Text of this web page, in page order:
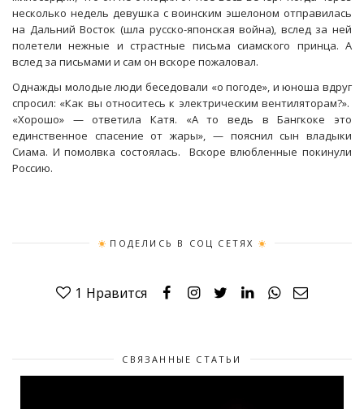
несколько недель девушка с воинским эшелоном отправилась
на Дальний Восток (шла русско-японская война), вслед за ней
полетели нежные и страстные письма сиамского принца. А
вслед за письмами и сам он вскоре пожаловал.
Однажды молодые люди беседовали «о погоде», и юноша вдруг
спросил: «Как вы относитесь к электрическим вентиляторам?».
«Хорошо» — ответила Катя. «А то ведь в Бангкоке это
единственное спасение от жары», — пояснил сын владыки
Сиама. И помолвка состоялась. Вскоре влюбленные покинули
Россию.
ПОДЕЛИСЬ В СОЦ СЕТЯХ
1 Нравится
СВЯЗАННЫЕ СТАТЬИ